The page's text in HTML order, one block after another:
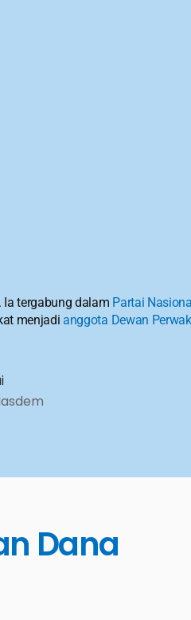
tergabung dalam Partai
menjadi anggota Dewan
Dana